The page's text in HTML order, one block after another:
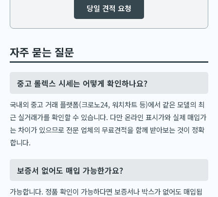
당일 견적 요청
자주 묻는 질문
중고 롤렉스 시세는 어떻게 확인하나요?
국내외 중고 거래 플랫폼(크로노24, 워치차트 등)에서 같은 모델의 최
근 실거래가를 확인할 수 있습니다. 다만 온라인 표시가와 실제 매입가
는 차이가 있으므로 전문 업체의 무료견적을 함께 받아보는 것이 정확
합니다.
보증서 없어도 매입 가능한가요?
가능합니다. 정품 확인이 가능하다면 보증서나 박스가 없어도 매입됩